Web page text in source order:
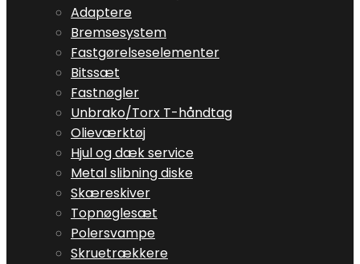
Adaptere
Bremsesystem
Fastgørelseselementer
Bitssæt
Fastnøgler
Unbrako/Torx T-håndtag
Olieværktøj
Hjul og dæk service
Metal slibning diske
Skæreskiver
Topnøglesæt
Polersvampe
Skruetrækkere